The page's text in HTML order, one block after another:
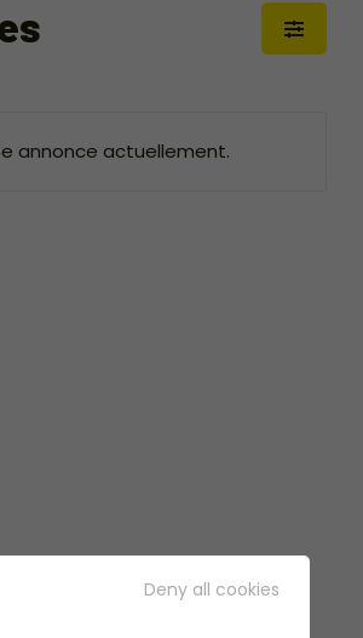
annonce actuellement.
Deny all cookies